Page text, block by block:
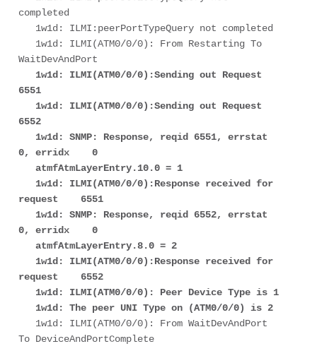
completed
WaitDevAndPort
1w1d: ILMI(ATM0/0/0):Sending out Request
6551
6552
0, erridx    0
request    6551
0, erridx    0
request    6552
To DeviceAndPortComplete